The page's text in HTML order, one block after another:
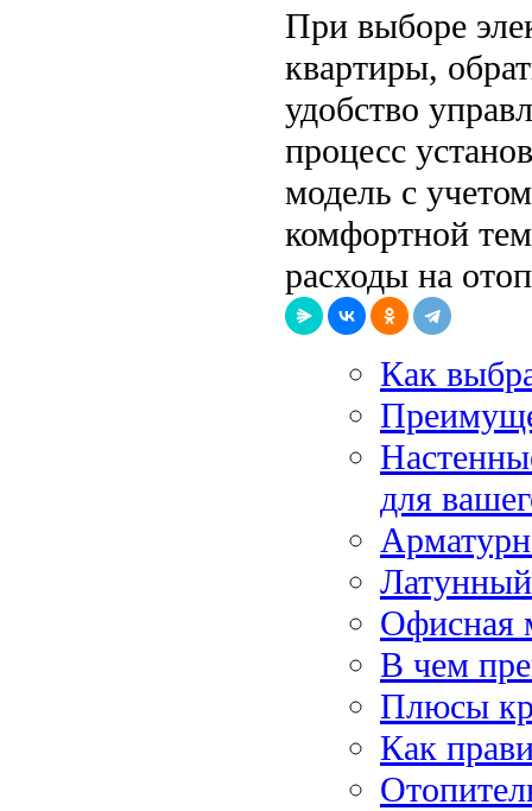
При выборе
квартиры,
удобство
процесс
модель с
комфортной
расходы на
Как
для
Офисная
В чем
Плюсы
Как